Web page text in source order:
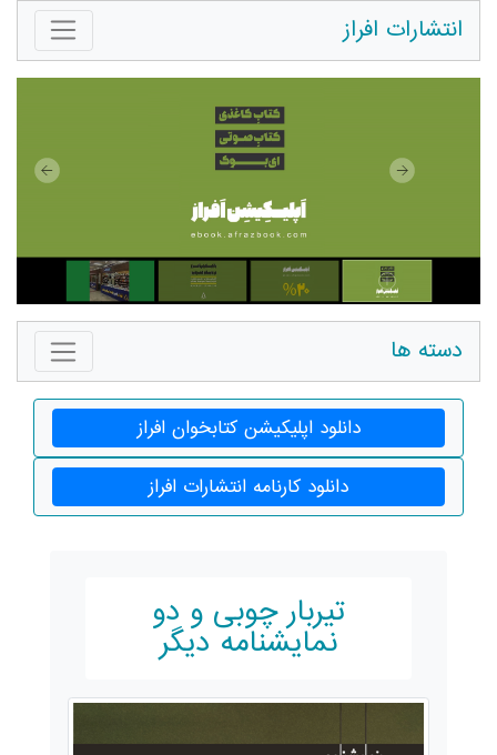
انتشارات افراز
دسته ها
دانلود اپلیکیشن کتابخوان افراز
دانلود کارنامه انتشارات افراز
تیربار چوبی و دو
نمایشنامه دیگر